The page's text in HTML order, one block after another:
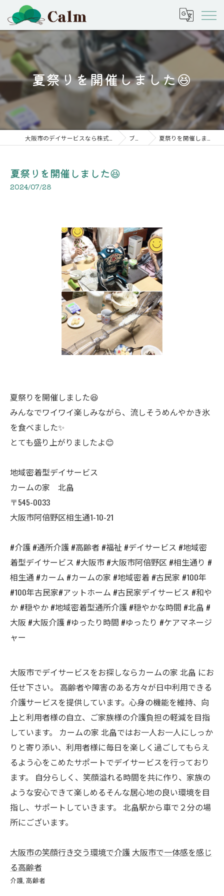
夏祭りを開催しました😆
ブログ 夏祭りを開催しました😆
夏祭りを開催しました😆
2024/07/28
夏祭りを開催しました😆
みんなでワイワイ楽しみながら、流しそうめんやかき氷
を食べました✨
とても盛り上がりましたよ😊
地域密着型デイサービス
カームの家 北畠
〒545-0033
大阪市阿倍野区相生通1-10-21
#介護 #通所介護 #高齢者 #福祉 #デイサービス #地域密
着型デイサービス #大阪市 #大阪市阿倍野区 #相生通り #
相生通 #カーム #カームの家 #地域密着 #古民家 #100年
#100年古民家#アットホーム #古民家デイサービス #和や
か #穏やか #地域密着型通所介護 #穏やかな時間 #北畠 #
大阪 #大阪介護 #ゆったり時間 #ゆったり #ケアマネージ
ャー
大阪市でデイサービスをお探しならカームの家 北畠 にお
任せ下さい。 高齢者や障害のある方々が日中利用できる
介護サービスを提供しています。心身の機能を維持、向
上と利用者様の自立、ご家族様の介護負担の軽減を目指
しています。 カームの家 北畠ではお一人お一人にしっか
りと寄り添い、利用者様に毎日を楽しく過ごしてもらえ
るよう心をこめたサポートでデイサービスを行っており
ます。 自分らしく、笑顔溢れる時間を共に作り、家族の
ような安心できて楽しめるそんな居心地の良い環境を目
指し、サポートしていきます。 北畠駅から車で２分の場
所にございます。
大阪市の笑顔行き交う環境で介護 大阪市で一体感を感じ
る高齢者
介護 高齢者